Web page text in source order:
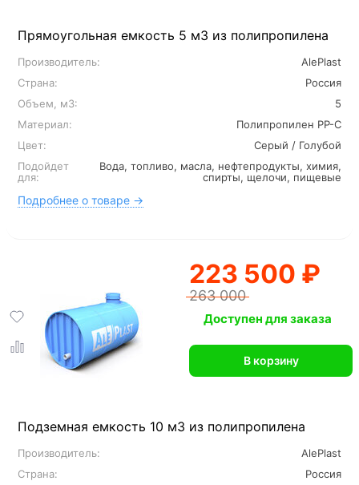
Прямоугольная емкость 5 м3 из полипропилена
Производитель:
AlePlast
Страна:
Россия
Объем, м3:
5
Материал:
Полипропилен PP-C
Цвет:
Серый / Голубой
Подойдет
для:
Вода, топливо, масла, нефтепродукты, химия,
спирты, щелочи, пищевые
Подробнее о товаре →
Подземная емкость 10 м3 из полипропилена
Производитель:
AlePlast
Страна:
Россия
223 500 ₽
263 000
Доступен для заказа
В корзину